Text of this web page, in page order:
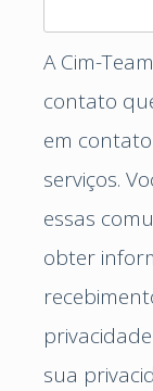
A Cim-
contato
em
serviços.
essas
obter
sua